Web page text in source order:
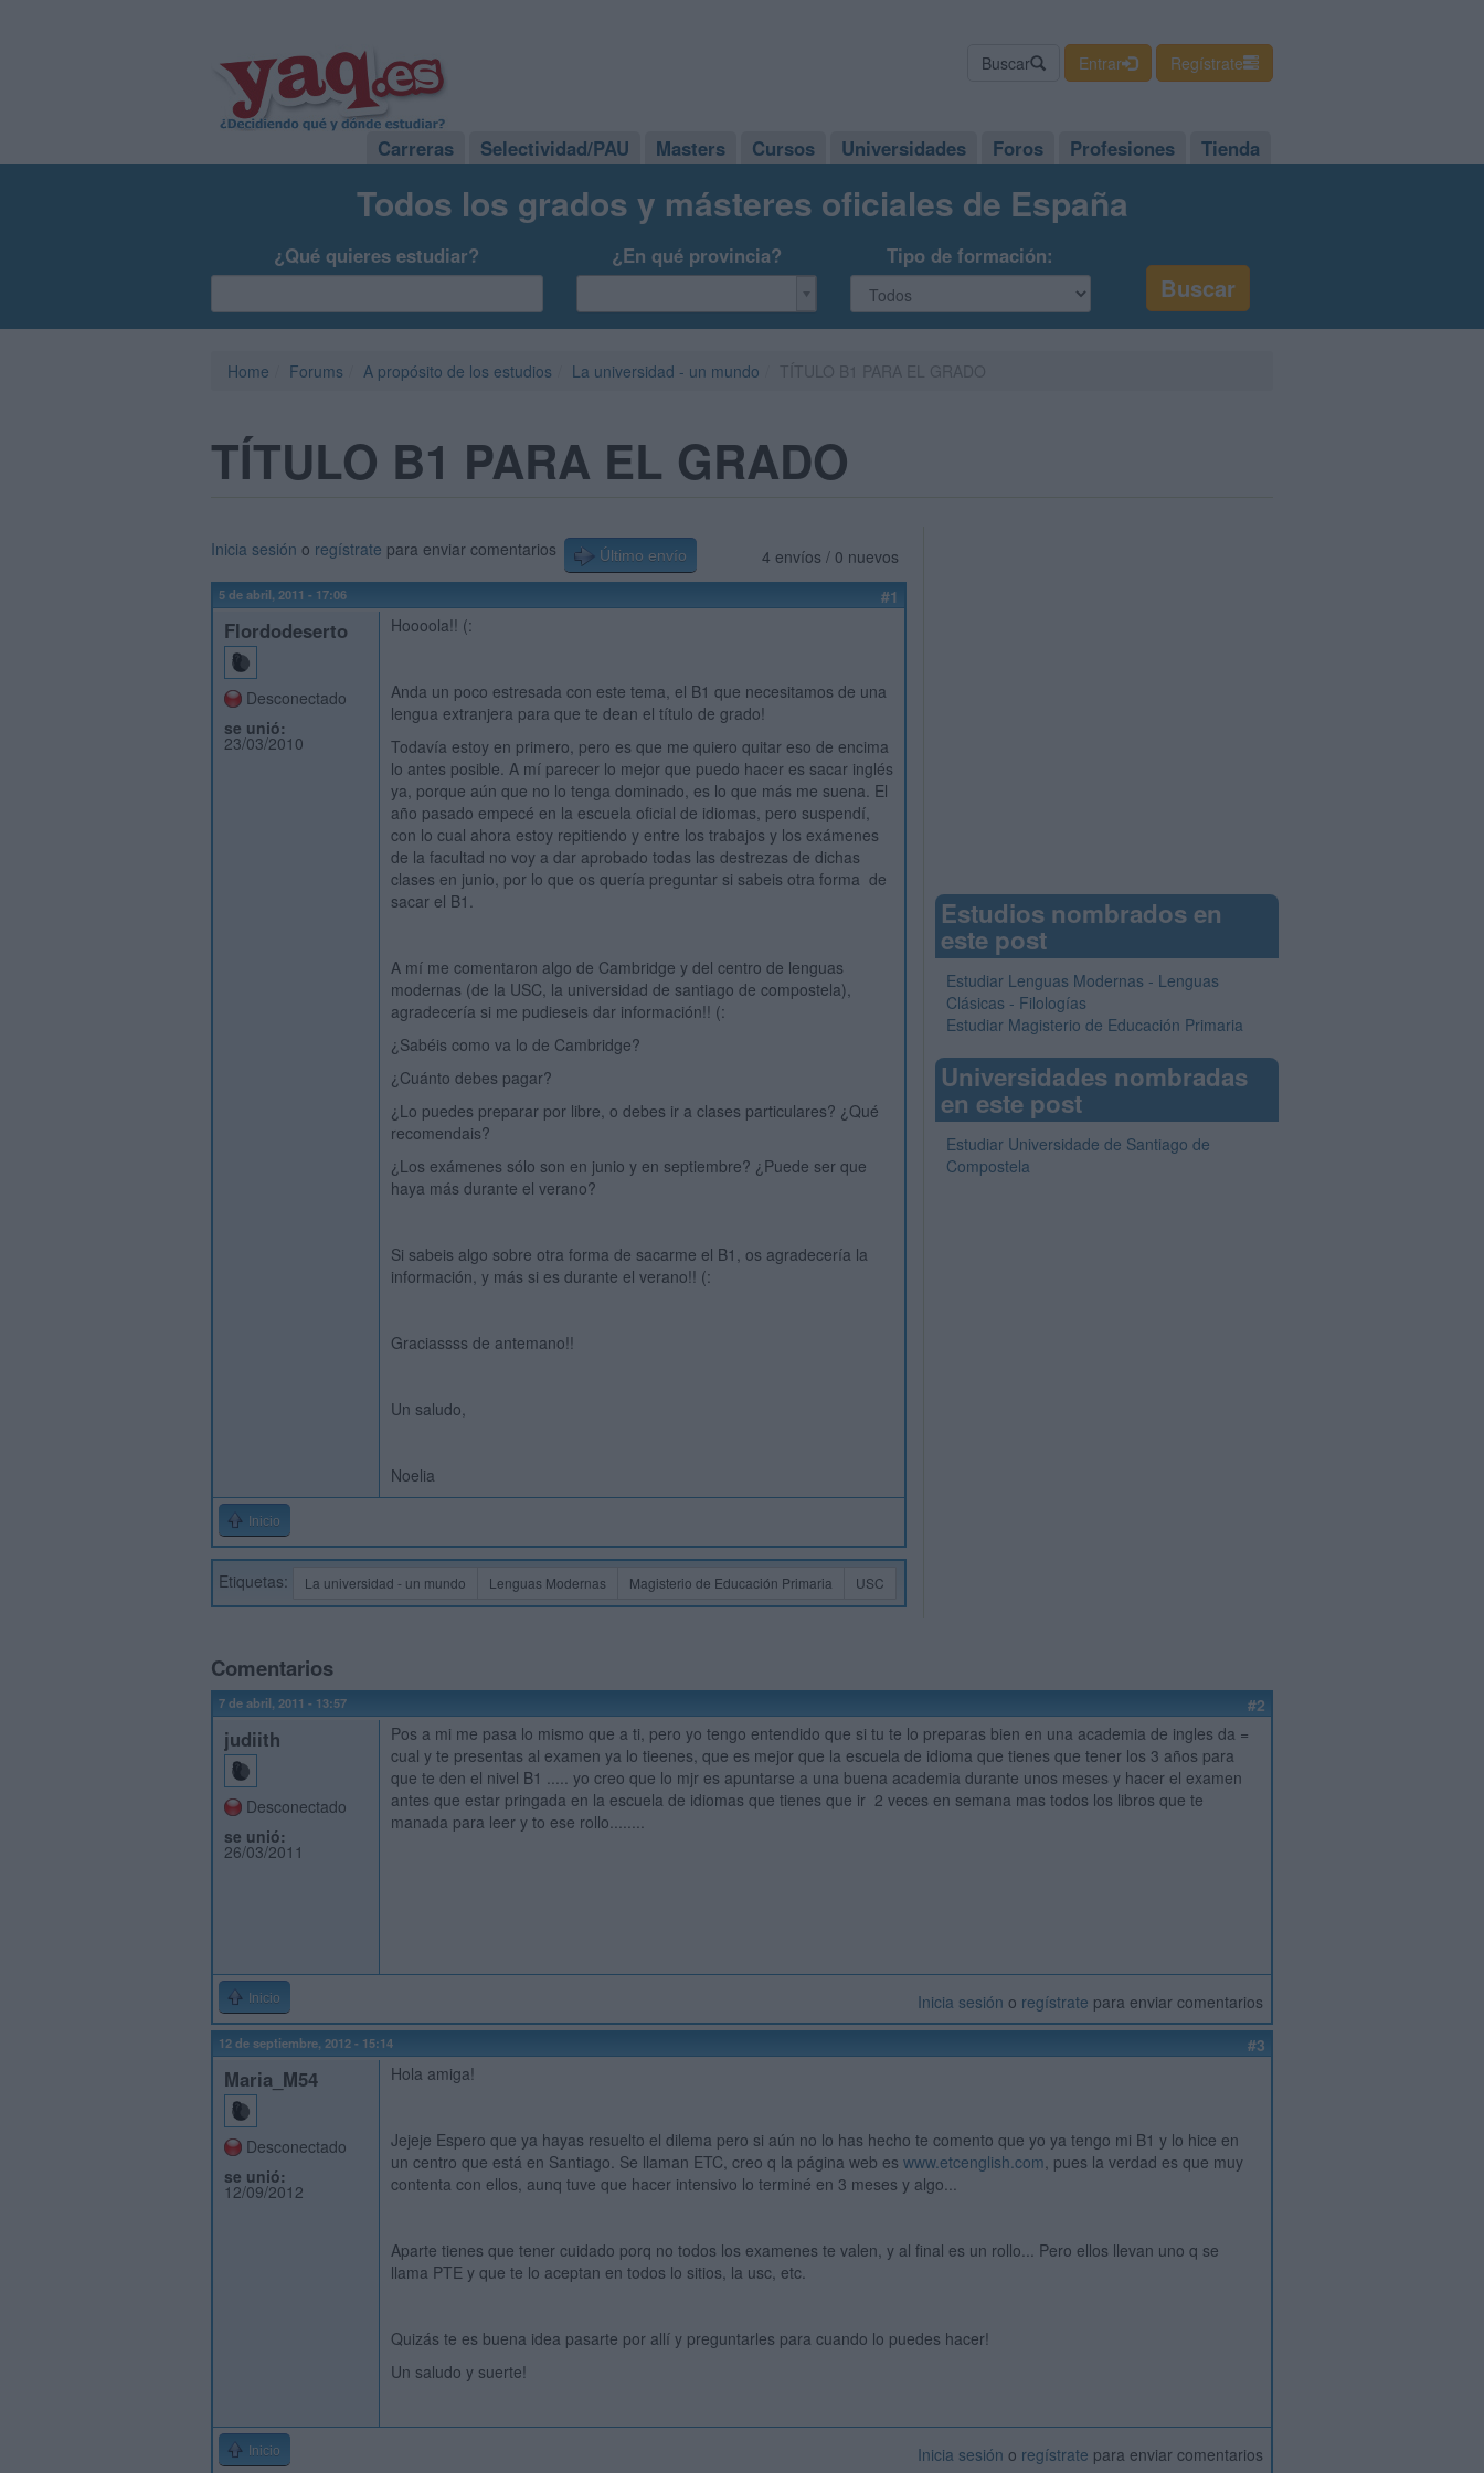
Buscar Entrar Regístrate
Carreras Selectividad/PAU Masters Cursos Universidades Foros Profesiones Tienda
Todos los grados y másteres oficiales de España
¿Qué quieres estudiar? ¿En qué provincia? Tipo de formación:
Home Forums A propósito de los estudios La universidad - un mundo
TÍTULO B1 PARA EL GRADO
4 envíos / 0 nuevos
Inicia sesión o regístrate para enviar comentarios Último envío
5 de abril, 2011 - 17:06 #1
Flordodeserto
Desconectado
se unió:
23/03/2010
Hoooola!! (:
Anda un poco estresada con este tema, el B1 que necesitamos de una
lengua extranjera para que te dean el título de grado!
Todavía estoy en primero, pero es que me quiero quitar eso de encima
lo antes posible. A mí parecer lo mejor que puedo hacer es sacar inglés
ya, porque aún que no lo tenga dominado, es lo que más me suena. El
año pasado empecé en la escuela oficial de idiomas, pero suspendí,
con lo cual ahora estoy repitiendo y entre los trabajos y los exámenes
de la facultad no voy a dar aprobado todas las destrezas de dichas
clases en junio, por lo que os quería preguntar si sabeis otra forma de
sacar el B1.
A mí me comentaron algo de Cambridge y del centro de lenguas
modernas (de la USC, la universidad de santiago de compostela),
agradecería si me pudieseis dar información!! (:
¿Sabéis como va lo de Cambridge?
¿Cuánto debes pagar?
¿Lo puedes preparar por libre, o debes ir a clases particulares? ¿Qué
recomendais?
¿Los exámenes sólo son en junio y en septiembre? ¿Puede ser que
haya más durante el verano?
Si sabeis algo sobre otra forma de sacarme el B1, os agradecería la
información, y más si es durante el verano!! (:
Graciassss de antemano!!
Un saludo,
Noelia
Inicio
Etiquetas: La universidad - un mundo Lenguas Modernas Magisterio de Educación Primaria USC
Estudios nombrados en
este post
Estudiar Lenguas Modernas - Lenguas
Clásicas - Filologías
Estudiar Magisterio de Educación Primaria
Universidades nombradas
en este post
Estudiar Universidade de Santiago de
Compostela
Comentarios
7 de abril, 2011 - 13:57 #2
judiith
Desconectado
se unió:
26/03/2011
Pos a mi me pasa lo mismo que a ti, pero yo tengo entendido que si tu te lo preparas bien en una academia de ingles da =
cual y te presentas al examen ya lo tieenes, que es mejor que la escuela de idioma que tienes que tener los 3 años para
que te den el nivel B1 ..... yo creo que lo mjr es apuntarse a una buena academia durante unos meses y hacer el examen
antes que estar pringada en la escuela de idiomas que tienes que ir 2 veces en semana mas todos los libros que te
manada para leer y to ese rollo........
Inicio Inicia sesión o regístrate para enviar comentarios
12 de septiembre, 2012 - 15:14 #3
Maria_M54
Desconectado
se unió:
12/09/2012
Hola amiga!
Jejeje Espero que ya hayas resuelto el dilema pero si aún no lo has hecho te comento que yo ya tengo mi B1 y lo hice en
un centro que está en Santiago. Se llaman ETC, creo q la página web es www.etcenglish.com, pues la verdad es que muy
contenta con ellos, aunq tuve que hacer intensivo lo terminé en 3 meses y algo...
Aparte tienes que tener cuidado porq no todos los examenes te valen, y al final es un rollo... Pero ellos llevan uno q se
llama PTE y que te lo aceptan en todos lo sitios, la usc, etc.
Quizás te es buena idea pasarte por allí y preguntarles para cuando lo puedes hacer!
Un saludo y suerte!
Inicio Inicia sesión o regístrate para enviar comentarios